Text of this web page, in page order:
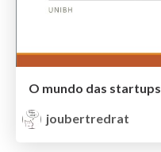
O mundo das startups
joubertredrat